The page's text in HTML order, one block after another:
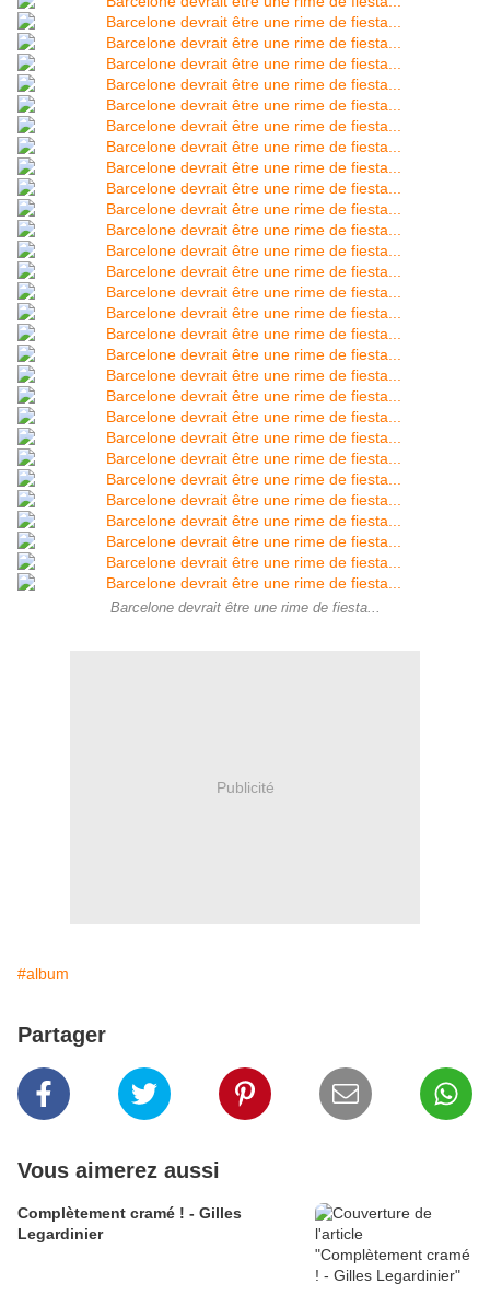
Barcelone devrait être une rime de fiesta...
Publicité
#album
Partager
Vous aimerez aussi
Complètement cramé ! - Gilles
Legardinier